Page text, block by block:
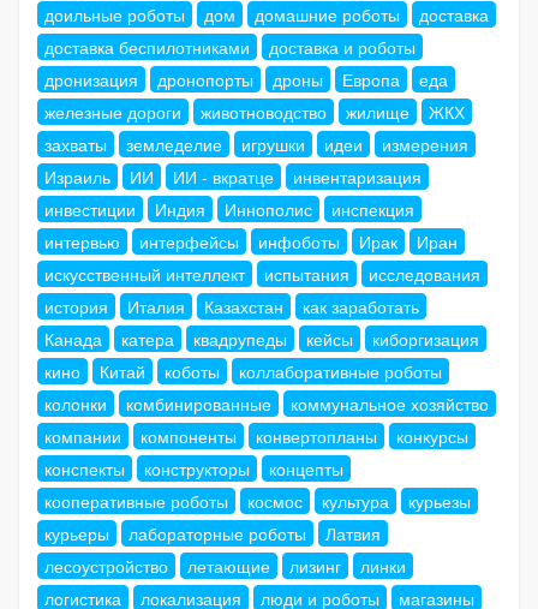
доильные роботы
дом домашние роботы
доставка
доставка беспилотниками
доставка и роботы
дронизация
дронопорты дроны Европа
еда
железные дороги
животноводство жилище
ЖКХ
захваты
земледелие игрушки идеи
измерения
Израиль
ИИ ИИ - вкратце
инвентаризация
инвестиции
Индия Иннополис
инспекция
интервью
интерфейсы инфоботы Ирак
Иран
искусственный интеллект
испытания
исследования
история
Италия Казахстан
как заработать
Канада
катера квадрупеды кейсы
киборгизация
кино
Китай коботы
коллаборативные роботы
колонки
комбинированные
коммунальное хозяйство
компании
компоненты конвертопланы
конкурсы
конспекты
конструкторы
концепты
кооперативные роботы
космос культура
курьезы
курьеры
лабораторные роботы
Латвия
лесоустройство
летающие лизинг
линки
логистика
локализация люди и роботы
магазины